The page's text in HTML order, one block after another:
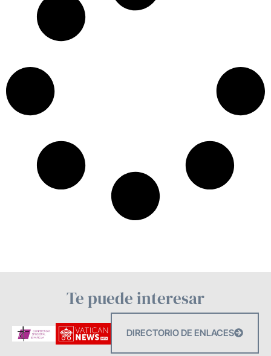
Te puede interesar
DIRECTORIO DE ENLACES